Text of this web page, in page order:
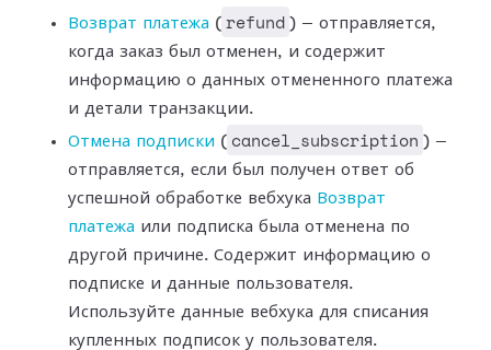
Возврат платежа ( refund ) — отправляется,
когда заказ был отменен, и содержит
информацию о данных отмененного платежа
и детали транзакции.
Отмена подписки ( cancel_subscription ) —
отправляется, если был получен ответ об
успешной обработке вебхука Возврат
платежа или подписка была отменена по
другой причине. Содержит информацию о
подписке и данные пользователя.
Используйте данные вебхука для списания
купленных подписок у пользователя.